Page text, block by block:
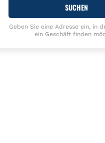
SUCHEN
Geben Sie eine Adresse ein, in
ein Geschäft finden